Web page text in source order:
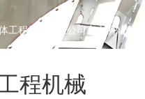
工程机械有限公司官方网站!
程机械